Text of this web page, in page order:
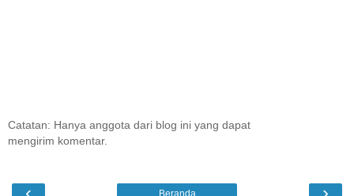
Catatan: Hanya anggota dari blog ini yang dapat
mengirim komentar.
Beranda